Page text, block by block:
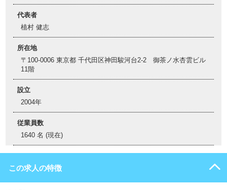
代表者
植村 健志
所在地
〒100-0006 東京都 千代田区神田駿河台2-2 御茶ノ水杏雲ビル
11階
設立
2004年
従業員数
1640 名 (現在)
この求人の特徴